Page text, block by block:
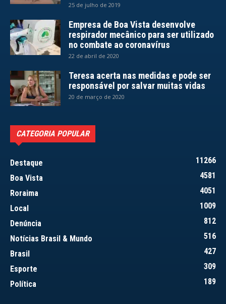
25 de julho de 2019
Empresa de Boa Vista desenvolve
respirador mecânico para ser utilizado
no combate ao coronavírus
22 de abril de 2020
Teresa acerta nas medidas e pode ser
responsável por salvar muitas vidas
20 de março de 2020
CATEGORIA POPULAR
Destaque
11266
Boa Vista
4581
Roraima
4051
Local
1009
Denúncia
812
Notícias Brasil & Mundo
516
Brasil
427
Esporte
309
Política
189